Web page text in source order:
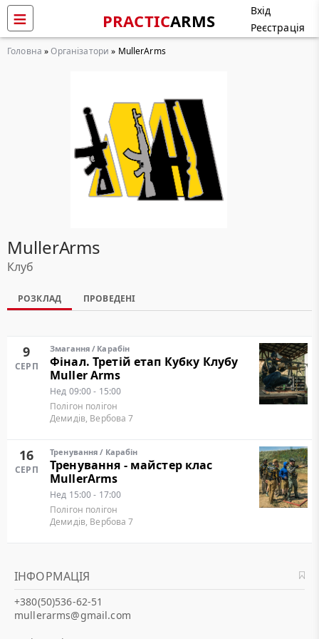
PRACTICARMS
Вхід
Реєстрація
Головна »Організатори » MullerArms
MullerArms
Клуб
РОЗКЛАД ПРОВЕДЕНІ
9
СЕРП
Змагання / Карабін
Фінал. Третій етап Кубку Клубу
Muller Arms
Нед 09:00 - 15:00
Полігон полігон
Демидів, Вербова 7
16
СЕРП
Тренування / Карабін
Тренування - майстер клас
MullerArms
Нед 15:00 - 17:00
Полігон полігон
Демидів, Вербова 7
ІНФОРМАЦІЯ
+380(50)536-62-51
mullerarms@gmail.com